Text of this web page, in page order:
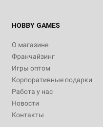
HOBBY GAMES
О магазине
Франчайзинг
Игры оптом
Корпоративные подарки
Работа у нас
Новости
Контакты